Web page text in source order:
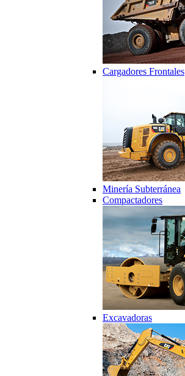
Cargadores Frontales
Minería Subterránea
Compactadores
Excavadoras